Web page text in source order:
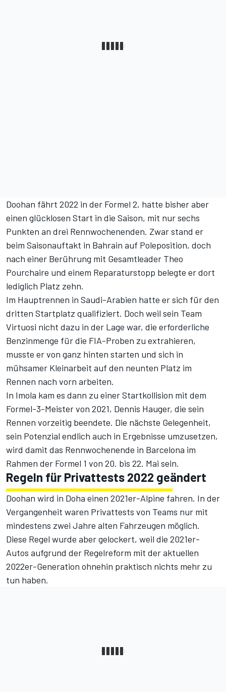
Doohan fährt 2022 in der Formel 2, hatte bisher aber
einen glücklosen Start in die Saison, mit nur sechs
Punkten an drei Rennwochenenden. Zwar stand er
beim Saisonauftakt in Bahrain auf Poleposition, doch
nach einer Berührung mit Gesamtleader Theo
Pourchaire und einem Reparaturstopp belegte er dort
lediglich Platz zehn.
Im Hauptrennen in Saudi-Arabien hatte er sich für den
dritten Startplatz qualifiziert. Doch weil sein Team
Virtuosi nicht dazu in der Lage war, die erforderliche
Benzinmenge für die FIA-Proben zu extrahieren,
musste er von ganz hinten starten und sich in
mühsamer Kleinarbeit auf den neunten Platz im
Rennen nach vorn arbeiten.
In Imola kam es dann zu einer Startkollision mit dem
Formel-3-Meister von 2021, Dennis Hauger, die sein
Rennen vorzeitig beendete. Die nächste Gelegenheit,
sein Potenzial endlich auch in Ergebnisse umzusetzen,
wird damit das Rennwochenende in Barcelona im
Rahmen der Formel 1 von 20. bis 22. Mai sein.
Regeln für Privattests 2022 geändert
Doohan wird in Doha einen 2021er-Alpine fahren. In der
Vergangenheit waren Privattests von Teams nur mit
mindestens zwei Jahre alten Fahrzeugen möglich.
Diese Regel wurde aber gelockert, weil die 2021er-
Autos aufgrund der Regelreform mit der aktuellen
2022er-Generation ohnehin praktisch nichts mehr zu
tun haben.